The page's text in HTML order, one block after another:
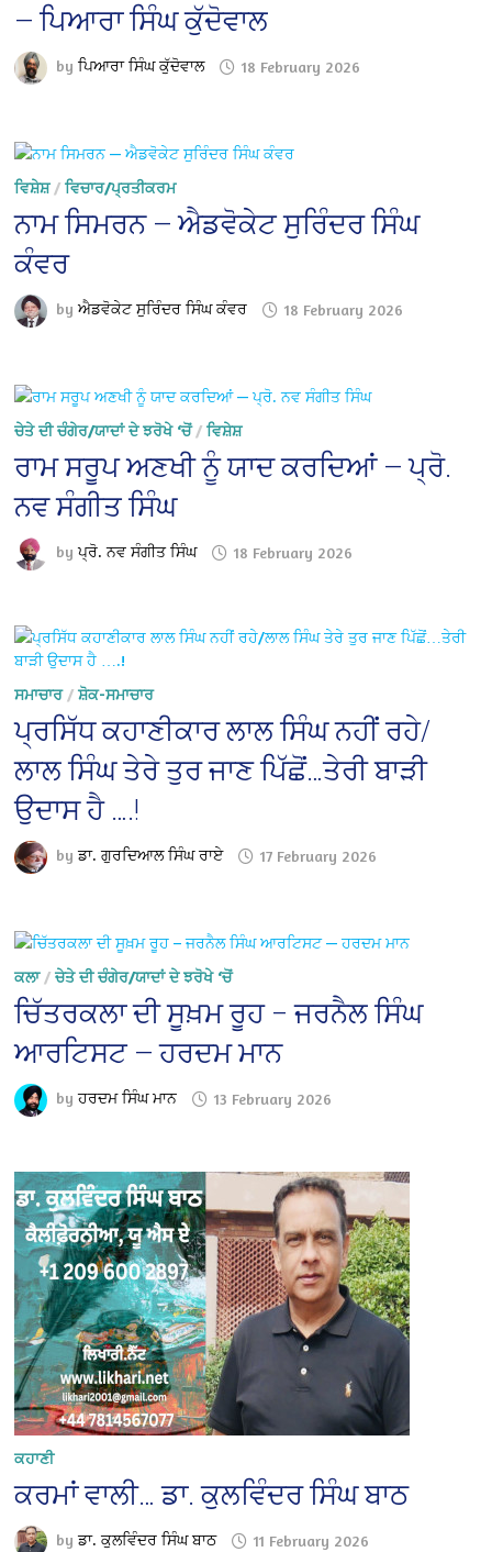
— ਪਿਆਰਾ ਸਿੰਘ ਕੁੱਦੋਵਾਲ
byਪਿਆਰਾ ਸਿੰਘ ਕੁੱਦੋਵਾਲ 18 February 2026
ਵਿਸ਼ੇਸ਼/ਵਿਚਾਰ/ਪ੍ਰਤੀਕਰਮ
ਨਾਮ ਸਿਮਰਨ — ਐਡਵੋਕੇਟ ਸੁਰਿੰਦਰ ਸਿੰਘ
ਕੰਵਰ
byਐਡਵੋਕੇਟ ਸੁਰਿੰਦਰ ਸਿੰਘ ਕੰਵਰ 18 February 2026
ਚੇਤੇ ਦੀ ਚੰਗੇਰ/ਯਾਦਾਂ ਦੇ ਝਰੋਖੇ ‘ਚੋਂ/ਵਿਸ਼ੇਸ਼
ਰਾਮ ਸਰੂਪ ਅਣਖੀ ਨੂੰ ਯਾਦ ਕਰਦਿਆਂ — ਪ੍ਰੋ.
ਨਵ ਸੰਗੀਤ ਸਿੰਘ
byਪ੍ਰੋ. ਨਵ ਸੰਗੀਤ ਸਿੰਘ 18 February 2026
ਸਮਾਚਾਰ/ਸ਼ੋਕ-ਸਮਾਚਾਰ
ਪ੍ਰਸਿੱਧ ਕਹਾਣੀਕਾਰ ਲਾਲ ਸਿੰਘ ਨਹੀਂ ਰਹੇ/
ਲਾਲ ਸਿੰਘ ਤੇਰੇ ਤੁਰ ਜਾਣ ਪਿੱਛੋਂ…ਤੇਰੀ ਬਾੜੀ
ਉਦਾਸ ਹੈ ….!
byਡਾ. ਗੁਰਦਿਆਲ ਸਿੰਘ ਰਾਏ 17 February 2026
ਕਲਾ/ਚੇਤੇ ਦੀ ਚੰਗੇਰ/ਯਾਦਾਂ ਦੇ ਝਰੋਖੇ ‘ਚੋਂ
ਚਿੱਤਰਕਲਾ ਦੀ ਸੂਖ਼ਮ ਰੂਹ – ਜਰਨੈਲ ਸਿੰਘ
ਆਰਟਿਸਟ — ਹਰਦਮ ਮਾਨ
byਹਰਦਮ ਸਿੰਘ ਮਾਨ 13 February 2026
ਕਹਾਣੀ
ਕਰਮਾਂ ਵਾਲੀ… ਡਾ. ਕੁਲਵਿੰਦਰ ਸਿੰਘ ਬਾਠ
byਡਾ. ਕੁਲਵਿੰਦਰ ਸਿੰਘ ਬਾਠ 11 February 2026